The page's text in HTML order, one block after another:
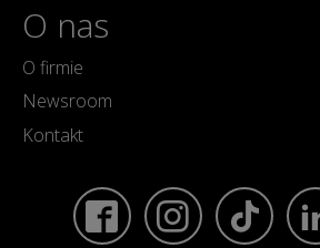
O nas
O firmie
Newsroom
Kontakt